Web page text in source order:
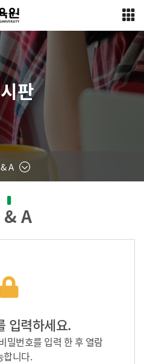
A
판
& A
입력하세요.
밀번호를 입력 한 후 열람
합니다.